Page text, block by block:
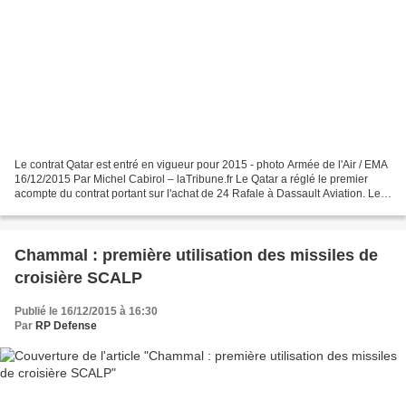
Le contrat Qatar est entré en vigueur pour 2015 - photo Armée de l'Air / EMA
16/12/2015 Par Michel Cabirol – laTribune.fr Le Qatar a réglé le premier
acompte du contrat portant sur l'achat de 24 Rafale à Dassault Aviation. Le
Chammal : première utilisation des missiles de
croisière SCALP
Publié le 16/12/2015 à 16:30
Par RP Defense